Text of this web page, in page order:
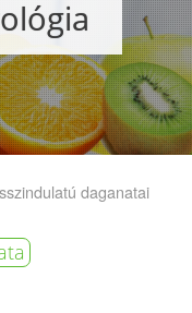
daganatai